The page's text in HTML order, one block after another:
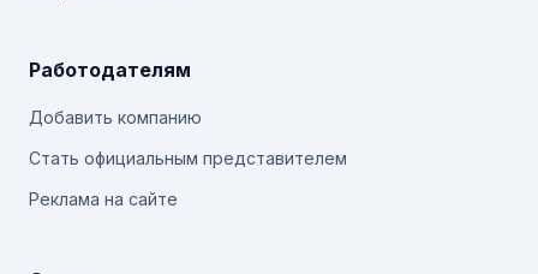
Работодателям
Добавить компанию
Стать официальным представителем
Реклама на сайте